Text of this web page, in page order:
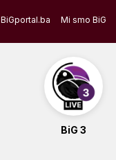
Mi smo BiG
BiG 3